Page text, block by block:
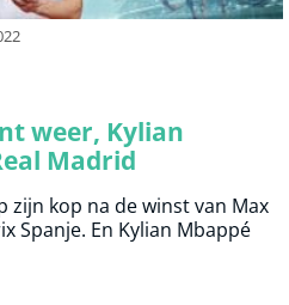
weer, Kylian
Madrid
zijn kop na de winst van Max
Spanje. En Kylian Mbappé